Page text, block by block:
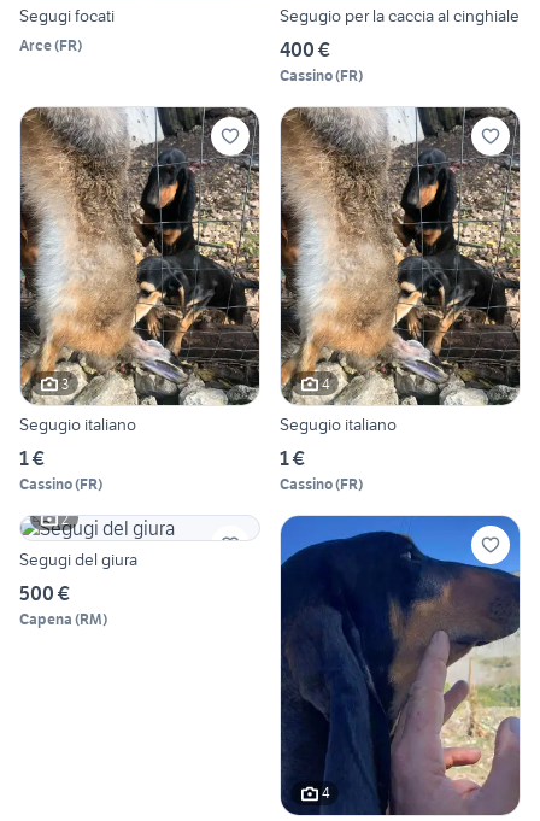
Segugi focati
Arce(FR)
Segugio per la caccia al cinghiale
400 €
Cassino(FR)
3
Segugio italiano
1 €
Cassino(FR)
4
Segugio italiano
1 €
Cassino(FR)
2
Segugi del giura
500 €
Capena (RM)
4